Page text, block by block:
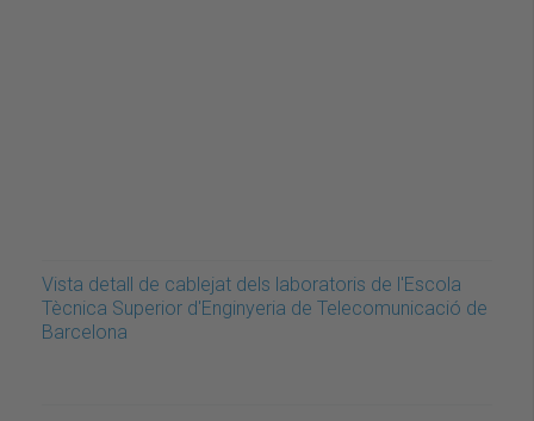
Vista detall de cablejat dels laboratoris de l'Escola
Tècnica Superior d'Enginyeria de Telecomunicació de
Barcelona